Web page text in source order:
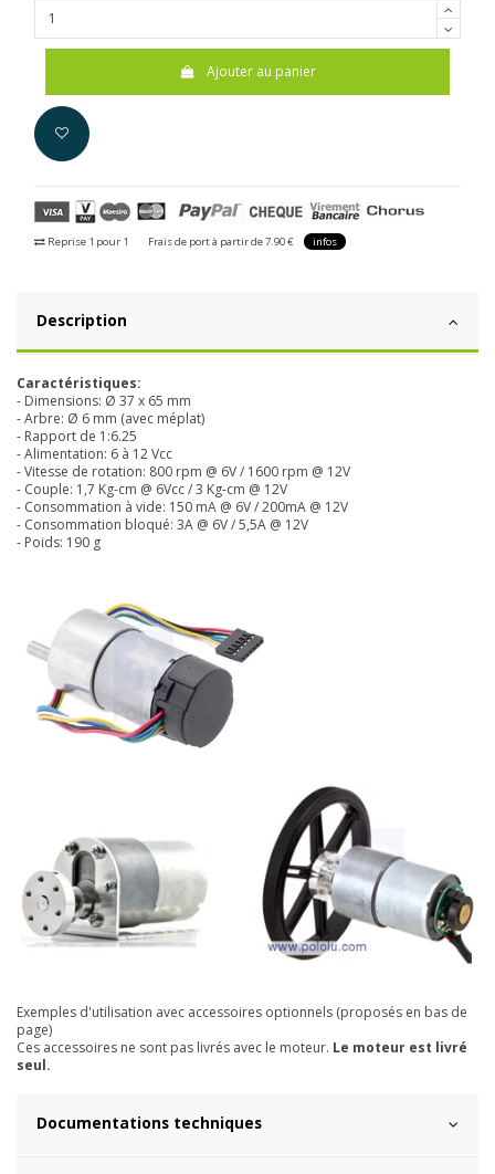
Ajouter au panier
Reprise 1 pour 1 Frais de port à partir de 7.90 € infos
Description
Caractéristiques:
- Dimensions: Ø 37 x 65 mm
- Arbre: Ø 6 mm (avec méplat)
- Rapport de 1:6.25
- Alimentation: 6 à 12 Vcc
- Vitesse de rotation: 800 rpm @ 6V / 1600 rpm @ 12V
- Couple: 1,7 Kg-cm @ 6Vcc / 3 Kg-cm @ 12V
- Consommation à vide: 150 mA @ 6V / 200mA @ 12V
- Consommation bloqué: 3A @ 6V / 5,5A @ 12V
- Poids: 190 g
Exemples d'utilisation avec accessoires optionnels (proposés en bas de
page)
Ces accessoires ne sont pas livrés avec le moteur. Le moteur est livré
seul.
Documentations techniques